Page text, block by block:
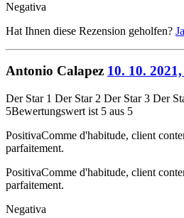
Negativa
Hat Ihnen diese Rezension geholfen? Ja
Antonio Calapez 10. 10.
Der Star 1 Der Star 2 Der Star 3 Der
5Bewertungswert ist 5 aus 5
PositivaComme d'habitude, client
parfaitement.
PositivaComme d'habitude, client
parfaitement.
Negativa